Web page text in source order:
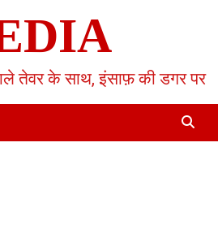
तेवर के साथ, इंसाफ़ की डगर पर